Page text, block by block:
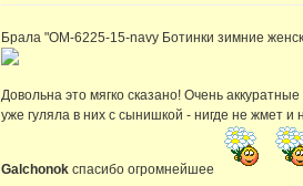
Брала "OM-6225-15-navy Ботинки зимние
Довольна это мягко сказано! Очень
уже гуляла в них с сынишкой - нигде не жмет и
Galchonok спасибо огромнейшее